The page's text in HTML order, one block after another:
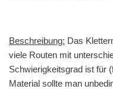
Beschreibung: Das
viele Routen mit
Schwierigkeitsgrad ist für
Material sollte man